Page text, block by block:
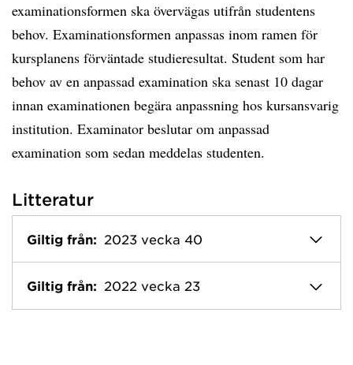
examinationsformen ska övervägas utifrån studentens
behov. Examinationsformen anpassas inom ramen för
kursplanens förväntade studieresultat. Student som har
behov av en anpassad examination ska senast 10 dagar
innan examinationen begära anpassning hos kursansvarig
institution. Examinator beslutar om anpassad
examination som sedan meddelas studenten.
Litteratur
Giltig från: 2023 vecka 40
Giltig från: 2022 vecka 23